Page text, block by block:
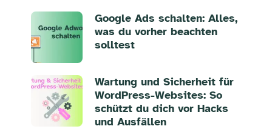
Google Ads schalten: Alles,
was du vorher beachten
solltest
Wartung und Sicherheit für
WordPress-Websites: So
schützt du dich vor Hacks
und Ausfällen